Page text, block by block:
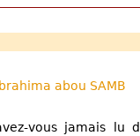
abou SAMB
vous jamais lu